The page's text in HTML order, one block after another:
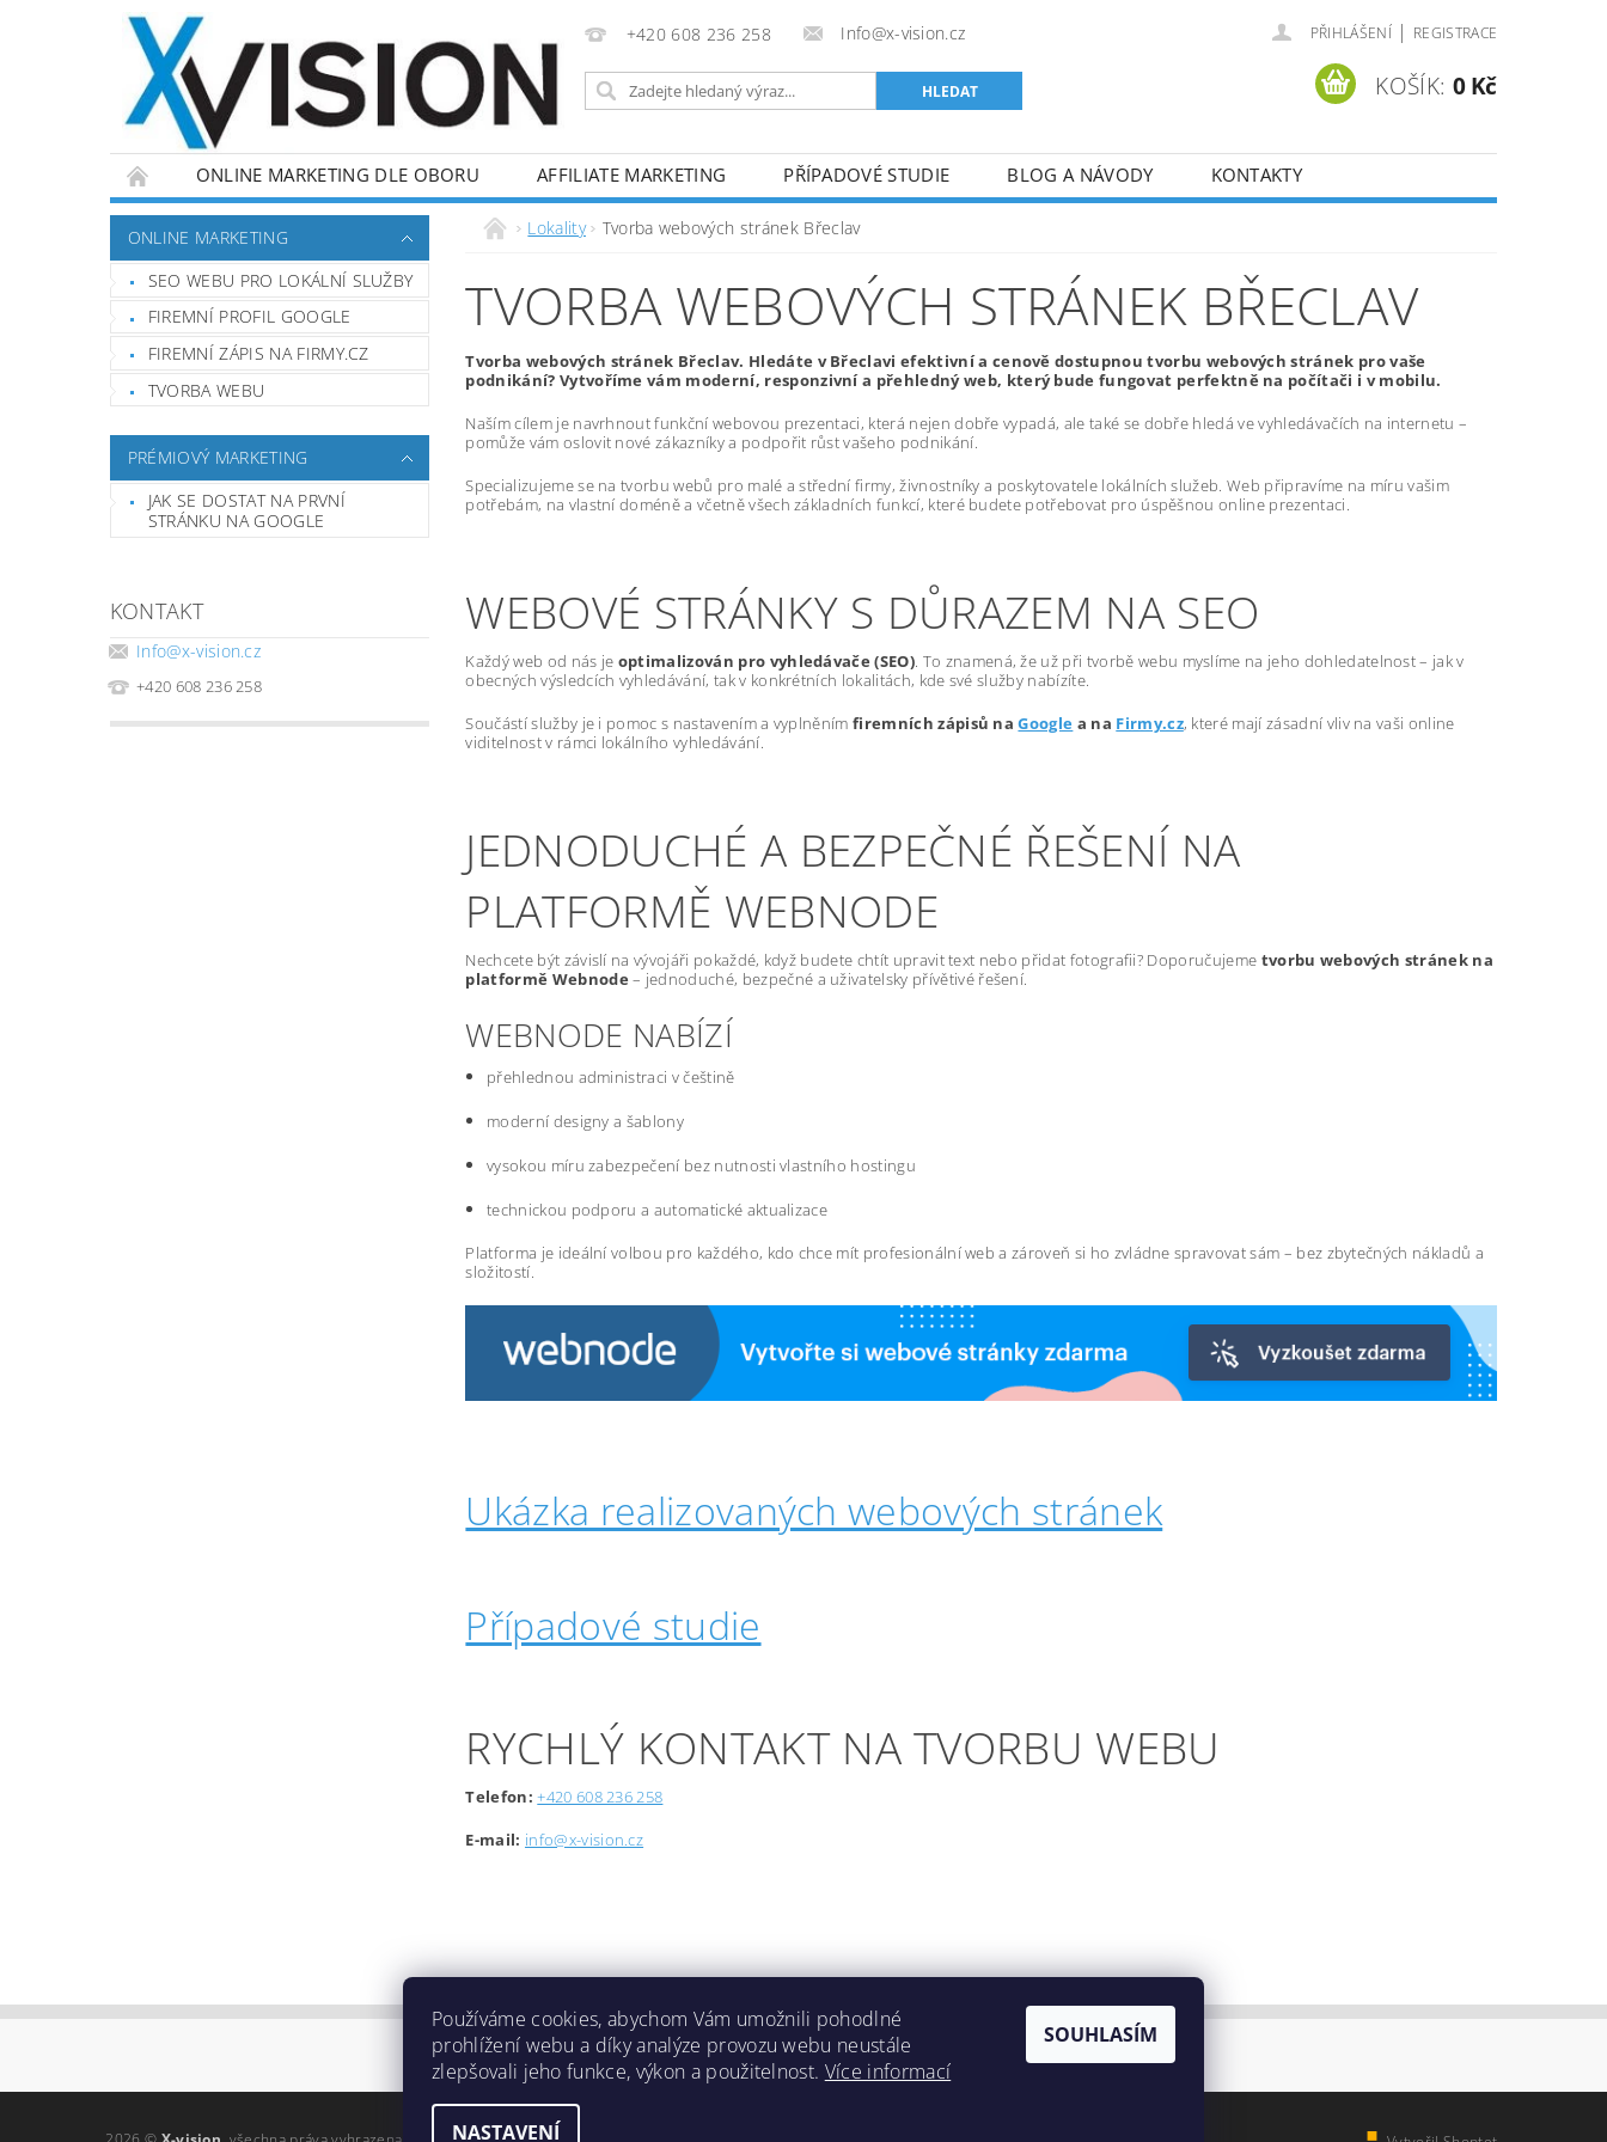
+420 608 236 258 Info@x-vision.cz PŘIHLÁŠENÍ | REGISTRACE
KOŠÍK: 0 Kč
ONLINE MARKETING DLE OBORU AFFILIATE MARKETING PŘÍPADOVÉ STUDIE BLOG A NÁVODY KONTAKTY
ONLINE MARKETING
SEO WEBU PRO LOKÁLNÍ SLUŽBY
FIREMNÍ PROFIL GOOGLE
FIREMNÍ ZÁPIS NA FIRMY.CZ
TVORBA WEBU
PRÉMIOVÝ MARKETING
JAK SE DOSTAT NA PRVNÍ
STRÁNKU NA GOOGLE
KONTAKT
Info@x-vision.cz
+420 608 236 258
Lokality Tvorba webových stránek Břeclav
TVORBA WEBOVÝCH STRÁNEK BŘECLAV
Tvorba webových stránek Břeclav. Hledáte v Břeclavi efektivní a cenově dostupnou tvorbu webových stránek pro vaše
podnikání? Vytvoříme vám moderní, responzivní a přehledný web, který bude fungovat perfektně na počítači i v mobilu.
Naším cílem je navrhnout funkční webovou prezentaci, která nejen dobře vypadá, ale také se dobře hledá ve vyhledávačích na internetu –
pomůže vám oslovit nové zákazníky a podpořit růst vašeho podnikání.
Specializujeme se na tvorbu webů pro malé a střední firmy, živnostníky a poskytovatele lokálních služeb. Web připravíme na míru vašim
potřebám, na vlastní doméně a včetně všech základních funkcí, které budete potřebovat pro úspěšnou online prezentaci.
WEBOVÉ STRÁNKY S DŮRAZEM NA SEO
Každý web od nás je optimalizován pro vyhledávače (SEO). To znamená, že už při tvorbě webu myslíme na jeho dohledatelnost – jak v
obecných výsledcích vyhledávání, tak v konkrétních lokalitách, kde své služby nabízíte.
Součástí služby je i pomoc s nastavením a vyplněnímfiremních zápisů naGoogle a na Firmy.cz, které mají zásadní vliv na vaši online
viditelnost v rámci lokálního vyhledávání.
JEDNODUCHÉ A BEZPEČNÉ ŘEŠENÍ NA
PLATFORMĚ WEBNODE
Nechcete být závislí na vývojáři pokaždé, když budete chtít upravit text nebo přidat fotografii? Doporučujeme tvorbu webových stránek na
platformě Webnode – jednoduché, bezpečné a uživatelsky přívětivé řešení.
WEBNODE NABÍZÍ
přehlednou administraci v češtině
moderní designy a šablony
vysokou míru zabezpečení bez nutnosti vlastního hostingu
technickou podporu a automatické aktualizace
Platforma je ideální volbou pro každého, kdo chce mít profesionální web a zároveň si ho zvládne spravovat sám – bez zbytečných nákladů a
složitostí.
Ukázka realizovaných webových stránek
Případové studie
RYCHLÝ KONTAKT NA TVORBU WEBU
Telefon: +420 608 236 258
E-mail: info@x-vision.cz
Lokality
Používáme cookies, abychom Vám umožnili pohodlné
prohlížení webu a díky analýze provozu webu neustále
zlepšovali jeho funkce, výkon a použitelnost. Více informací
NASTAVENÍ
SOUHLASÍM